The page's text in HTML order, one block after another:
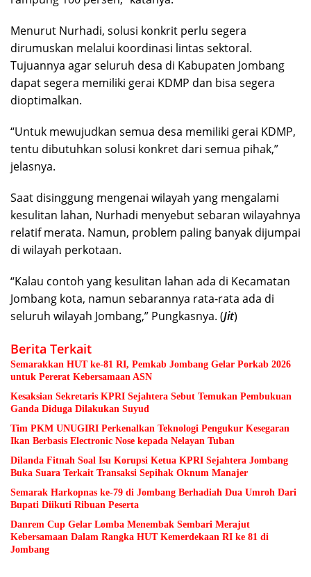
Menurut Nurhadi, solusi konkrit perlu segera
dirumuskan melalui koordinasi lintas sektoral.
Tujuannya agar seluruh desa di Kabupaten Jombang
dapat segera memiliki gerai KDMP dan bisa segera
dioptimalkan.
“Untuk mewujudkan semua desa memiliki gerai KDMP,
tentu dibutuhkan solusi konkret dari semua pihak,”
jelasnya.
Saat disinggung mengenai wilayah yang mengalami
kesulitan lahan, Nurhadi menyebut sebaran wilayahnya
relatif merata. Namun, problem paling banyak dijumpai
di wilayah perkotaan.
“Kalau contoh yang kesulitan lahan ada di Kecamatan
Jombang kota, namun sebarannya rata-rata ada di
seluruh wilayah Jombang,” Pungkasnya. (Jit)
Berita Terkait
Semarakkan HUT ke-81 RI, Pemkab Jombang Gelar Porkab 2026
untuk Pererat Kebersamaan ASN
Kesaksian Sekretaris KPRI Sejahtera Sebut Temukan Pembukuan
Ganda Diduga Dilakukan Suyud
Tim PKM UNUGIRI Perkenalkan Teknologi Pengukur Kesegaran
Ikan Berbasis Electronic Nose kepada Nelayan Tuban
Dilanda Fitnah Soal Isu Korupsi Ketua KPRI Sejahtera Jombang
Buka Suara Terkait Transaksi Sepihak Oknum Manajer
Semarak Harkopnas ke-79 di Jombang Berhadiah Dua Umroh Dari
Bupati Diikuti Ribuan Peserta
Danrem Cup Gelar Lomba Menembak Sembari Merajut
Kebersamaan Dalam Rangka HUT Kemerdekaan RI ke 81 di
Jombang